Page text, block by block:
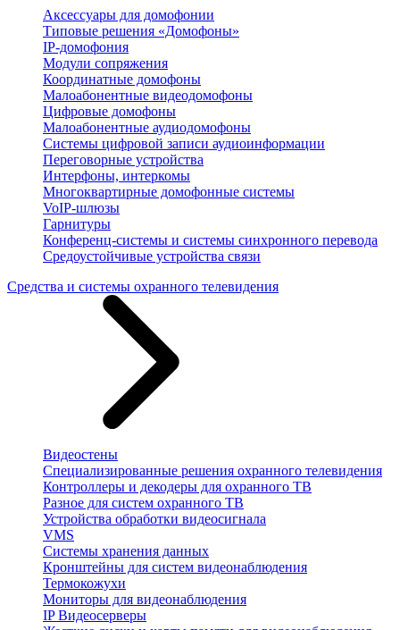
Аксессуары для домофонии
Типовые решения «Домофоны»
IP-домофония
Модули сопряжения
Координатные домофоны
Малоабонентные видеодомофоны
Цифровые домофоны
Малоабонентные аудиодомофоны
Системы цифровой записи аудиоинформации
Переговорные устройства
Интерфоны, интеркомы
Многоквартирные домофонные системы
VoIP-шлюзы
Гарнитуры
Конференц-системы и системы синхронного перевода
Средоустойчивые устройства связи
Средства и системы охранного телевидения
Видеостены
Специализированные решения охранного телевидения
Контроллеры и декодеры для охранного ТВ
Разное для систем охранного ТВ
Устройства обработки видеосигнала
VMS
Системы хранения данных
Кронштейны для систем видеонаблюдения
Термокожухи
Мониторы для видеонаблюдения
IP Видеосерверы